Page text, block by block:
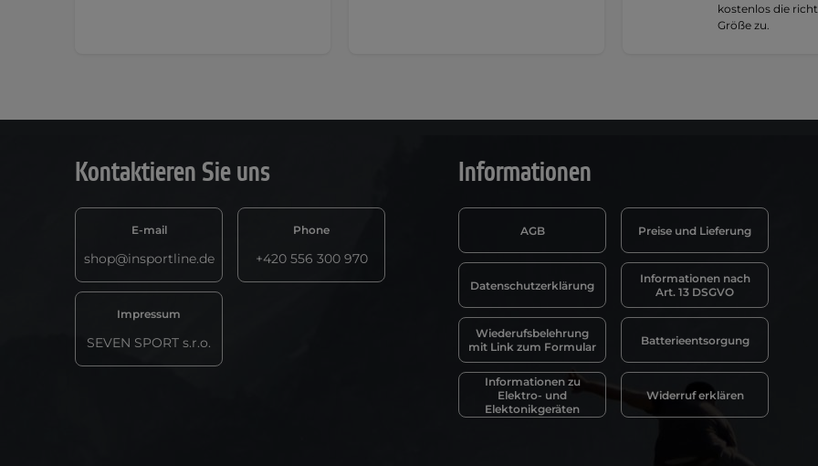
kostenlos die
Größe zu.
Kontaktieren Sie uns
E-mail
shop@insportline.de
Phone
+420 556 300 970
Impressum
SEVEN SPORT s.r.o.
Informationen
AGB Preise und Lieferung
Datenschutzerklärung
Informationen nach
Art. 13 DSGVO
Wiederufsbelehrung
mit Link zum Formular
Batterieentsorgung
Informationen zu
Elektro- und
Elektonikgeräten
Widerruf erklären